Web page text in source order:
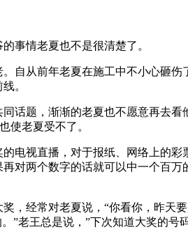
事情老夏也不是很清楚了。
自从前年老夏在施工中不小心砸
。
话题，渐渐的老夏也不愿意再去
使老夏受不了。
电视直播，对于报纸、网络上的
对两个数字的话就可以中一个百
，经常对老夏说，“你看你，昨天
老王总是说，”下次知道大奖的号